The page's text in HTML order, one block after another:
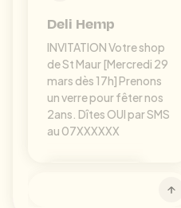
Deli Hemp
INVITATION Votre shop
de St Maur [Mercredi 29
mars dès 17h] Prenons
un verre pour fêter nos
2ans. Dîtes OUI par SMS
au 07XXXXXX